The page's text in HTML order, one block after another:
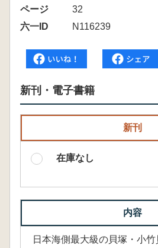
ページ
32
六一ID
N116239
新刊・電子書籍
新刊
在庫なし
内容
日本海側最大級の貝塚・小